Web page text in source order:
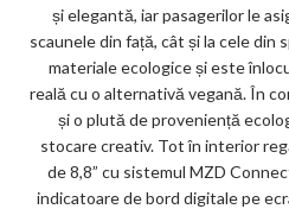
și elegantă, iar pasagerilor le
scaunele din față, cât și la cele
materiale ecologice și este
reală cu o alternativă vegană. În
și o plută de proveniență
stocare creativ. Tot în interior
de 8,8” cu sistemul MZD
indicatoare de bord digitale pe